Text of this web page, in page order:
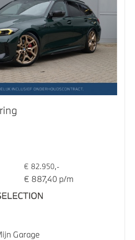
€ 82.950,-
€ 887,40 p/m
Garage